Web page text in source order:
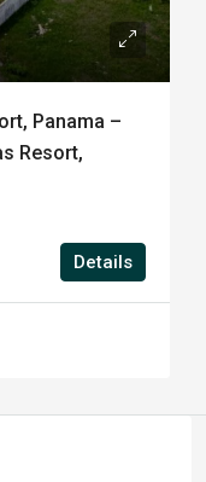
Panama –
Resort,
Details